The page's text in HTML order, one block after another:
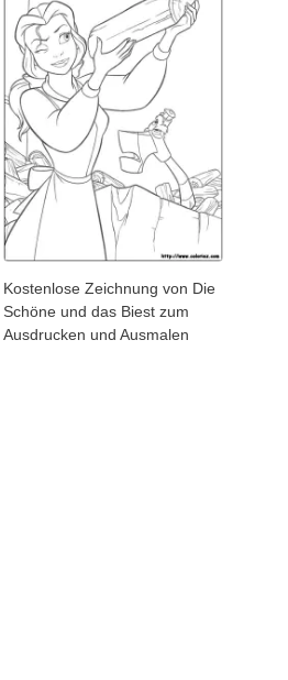
Kostenlose Zeichnung von Die
Schöne und das Biest zum
Ausdrucken und Ausmalen